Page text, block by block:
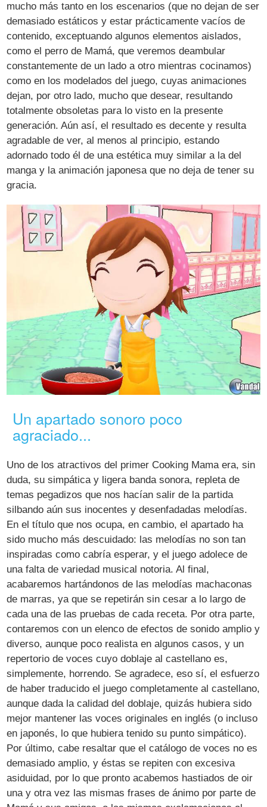
mucho más tanto en los escenarios (que no dejan de ser
demasiado estáticos y estar prácticamente vacíos de
contenido, exceptuando algunos elementos aislados,
como el perro de Mamá, que veremos deambular
constantemente de un lado a otro mientras cocinamos)
como en los modelados del juego, cuyas animaciones
dejan, por otro lado, mucho que desear, resultando
totalmente obsoletas para lo visto en la presente
generación. Aún así, el resultado es decente y resulta
agradable de ver, al menos al principio, estando
adornado todo él de una estética muy similar a la del
manga y la animación japonesa que no deja de tener su
gracia.
Un apartado sonoro poco
agraciado...
Uno de los atractivos del primer Cooking Mama era, sin
duda, su simpática y ligera banda sonora, repleta de
temas pegadizos que nos hacían salir de la partida
silbando aún sus inocentes y desenfadadas melodías.
En el título que nos ocupa, en cambio, el apartado ha
sido mucho más descuidado: las melodías no son tan
inspiradas como cabría esperar, y el juego adolece de
una falta de variedad musical notoria. Al final,
acabaremos hartándonos de las melodías machaconas
de marras, ya que se repetirán sin cesar a lo largo de
cada una de las pruebas de cada receta. Por otra parte,
contaremos con un elenco de efectos de sonido amplio y
diverso, aunque poco realista en algunos casos, y un
repertorio de voces cuyo doblaje al castellano es,
simplemente, horrendo. Se agradece, eso sí, el esfuerzo
de haber traducido el juego completamente al castellano,
aunque dada la calidad del doblaje, quizás hubiera sido
mejor mantener las voces originales en inglés (o incluso
en japonés, lo que hubiera tenido su punto simpático).
Por último, cabe resaltar que el catálogo de voces no es
demasiado amplio, y éstas se repiten con excesiva
asiduidad, por lo que pronto acabemos hastiados de oir
una y otra vez las mismas frases de ánimo por parte de